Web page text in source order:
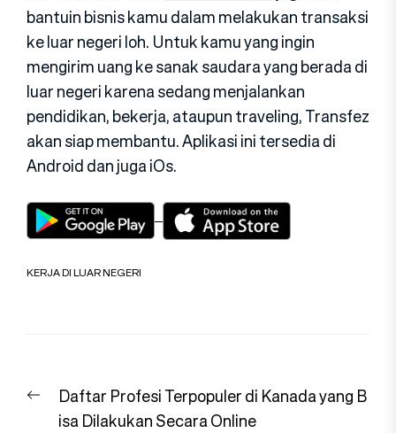
bantuin bisnis kamu dalam melakukan transaksi
ke luar negeri loh. Untuk kamu yang ingin
mengirim uang ke sanak saudara yang berada di
luar negeri karena sedang menjalankan
pendidikan, bekerja, ataupun traveling, Transfez
akan siap membantu. Aplikasi ini tersedia di
Android dan juga iOs.
KERJA DI LUAR NEGERI
pos
Previous
post:
Daftar Profesi Terpopuler di Kanada yang B
isa Dilakukan Secara Online